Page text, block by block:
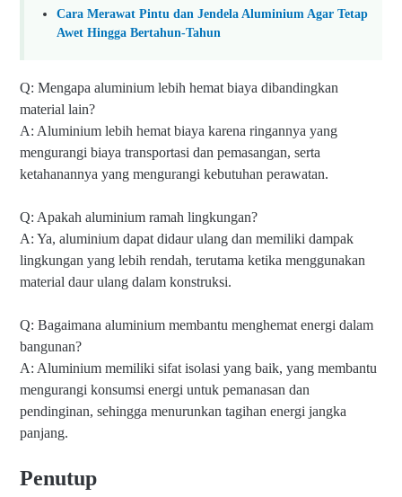
Cara Merawat Pintu dan Jendela Aluminium Agar Tetap
Awet Hingga Bertahun-Tahun
Q: Mengapa aluminium lebih hemat biaya dibandingkan
material lain?
A: Aluminium lebih hemat biaya karena ringannya yang
mengurangi biaya transportasi dan pemasangan, serta
ketahanannya yang mengurangi kebutuhan perawatan.
Q: Apakah aluminium ramah lingkungan?
A: Ya, aluminium dapat didaur ulang dan memiliki dampak
lingkungan yang lebih rendah, terutama ketika menggunakan
material daur ulang dalam konstruksi.
Q: Bagaimana aluminium membantu menghemat energi dalam
bangunan?
A: Aluminium memiliki sifat isolasi yang baik, yang membantu
mengurangi konsumsi energi untuk pemanasan dan
pendinginan, sehingga menurunkan tagihan energi jangka
panjang.
Penutup